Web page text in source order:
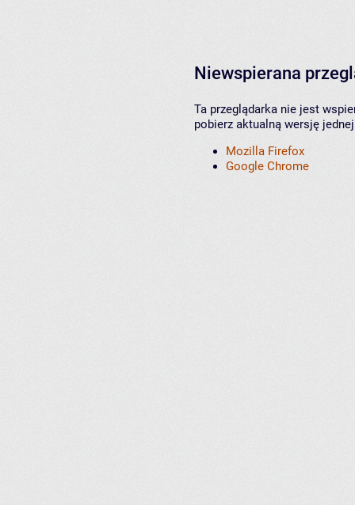
Niewspierana
Ta przeglądarka nie jest
pobierz aktualną wersję
Mozilla Firefox
Google Chrome